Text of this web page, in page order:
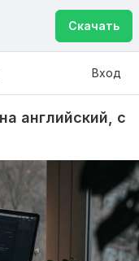
Скачать
Вход
английский, с